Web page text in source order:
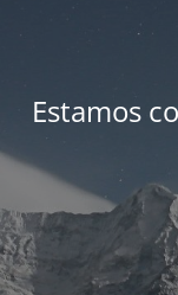
Estamos